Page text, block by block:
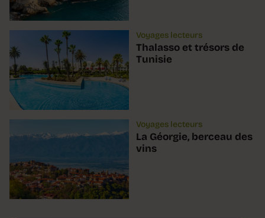
Voyages lecteurs
Thalasso et trésors de
Tunisie
Voyages lecteurs
La Géorgie, berceau des
vins